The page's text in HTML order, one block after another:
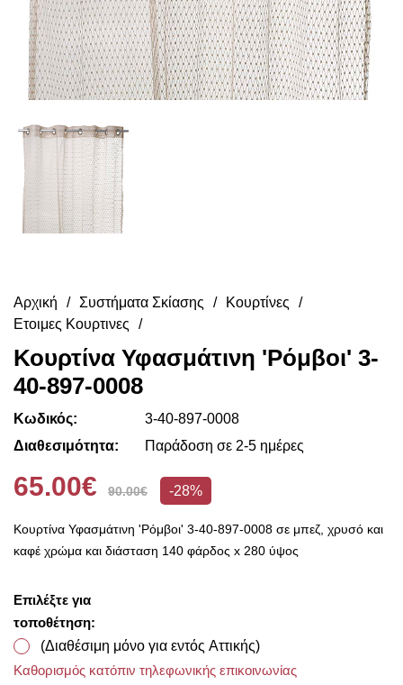
Αρχική Συστήματα Σκίασης
Κουρτίνες
Ετοιμες Κουρτινες
Κουρτίνα Υφασμάτινη 'Ρόμβοι' 3-
40-897-0008
Κωδικός:
3-40-897-0008
Διαθεσιμότητα:
Παράδοση σε 2-5 ημέρες
65.00€ 90.00€ -28%
Κουρτίνα Υφασμάτινη 'Ρόμβοι' 3-40-897-0008 σε μπεζ, χρυσό και
καφέ χρώμα και διάσταση 140 φάρδος x 280 ύψος
Επιλέξτε για
τοποθέτηση:
(Διαθέσιμη μόνο για εντός Αττικής)
Καθορισμός κατόπιν τηλεφωνικής επικοινωνίας